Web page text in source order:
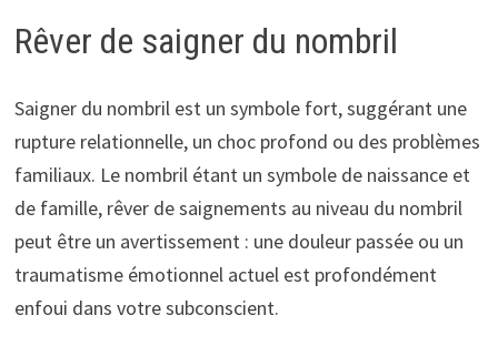
Rêver de saigner du nombril
Saigner du nombril est un symbole fort, suggérant une
rupture relationnelle, un choc profond ou des problèmes
familiaux. Le nombril étant un symbole de naissance et
de famille, rêver de saignements au niveau du nombril
peut être un avertissement : une douleur passée ou un
traumatisme émotionnel actuel est profondément
enfoui dans votre subconscient.